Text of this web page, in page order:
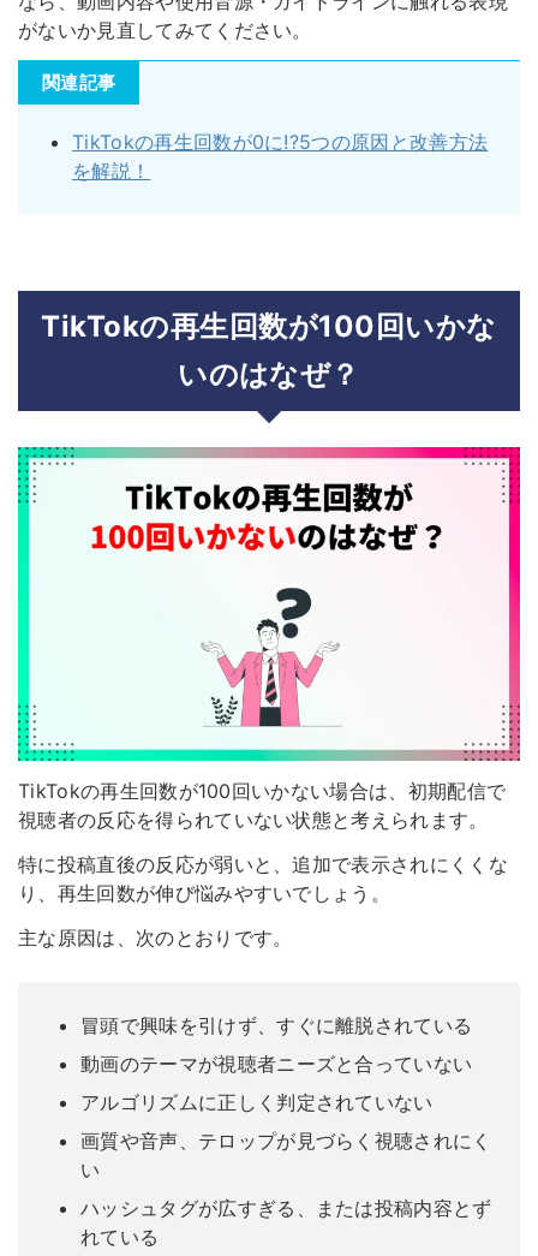
がないか見直してみてください。
関連記事
TikTokの再生回数が0に!?5つの原因と改善方法
を解説！
TikTokの再生回数が100回いかな
いのはなぜ？
TikTokの再生回数が100回いかない場合は、初期配信で
視聴者の反応を得られていない状態と考えられます。
特に投稿直後の反応が弱いと、追加で表示されにくくな
り、再生回数が伸び悩みやすいでしょう。
主な原因は、次のとおりです。
冒頭で興味を引けず、すぐに離脱されている
動画のテーマが視聴者ニーズと合っていない
アルゴリズムに正しく判定されていない
画質や音声、テロップが見づらく視聴されにく
い
ハッシュタグが広すぎる、または投稿内容とず
れている